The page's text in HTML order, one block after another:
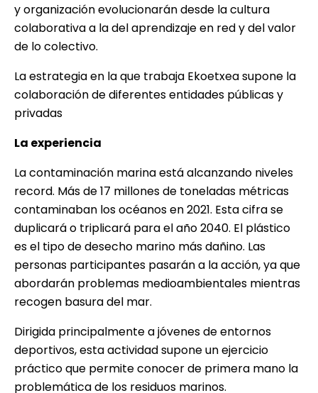
y organización evolucionarán desde la cultura
colaborativa a la del aprendizaje en red y del valor
de lo colectivo.
La estrategia en la que trabaja Ekoetxea supone la
colaboración de diferentes entidades públicas y
privadas
La experiencia
La contaminación marina está alcanzando niveles
record. Más de 17 millones de toneladas métricas
contaminaban los océanos en 2021. Esta cifra se
duplicará o triplicará para el año 2040. El plástico
es el tipo de desecho marino más dañino. Las
personas participantes pasarán a la acción, ya que
abordarán problemas medioambientales mientras
recogen basura del mar.
Dirigida principalmente a jóvenes de entornos
deportivos, esta actividad supone un ejercicio
práctico que permite conocer de primera mano la
problemática de los residuos marinos.